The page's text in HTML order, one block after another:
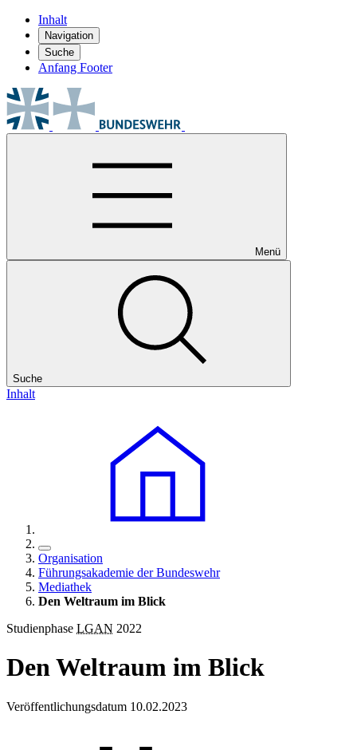
Inhalt
Navigation
Suche
Anfang Footer
Menü
Suche
Inhalt
Organisation
Führungsakademie der Bundeswehr
Mediathek
Den Weltraum im Blick
Studienphase LGAN 2022
Den Weltraum im Blick
Veröffentlichungsdatum 10.02.2023